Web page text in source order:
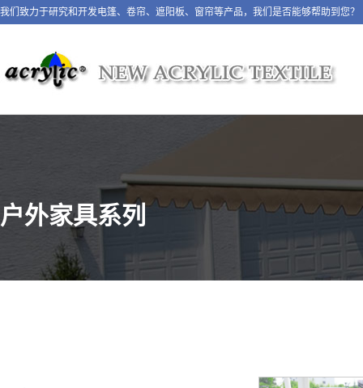
我们致力于研究和开发电篷、卷帘、遮阳板、窗帘等产品，我们是否能够帮助到您？
户外家具系列